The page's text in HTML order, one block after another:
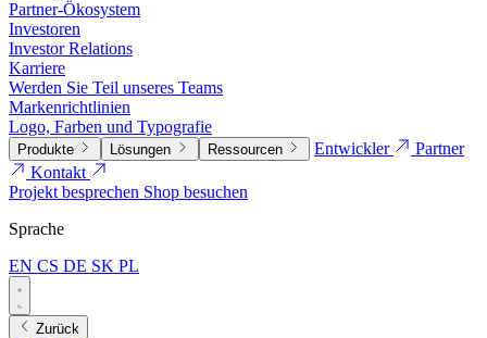
Partner-Ökosystem
Investoren
Investor Relations
Karriere
Werden Sie Teil unseres Teams
Markenrichtlinien
Logo, Farben und Typografie
Produkte Lösungen Ressourcen Entwickler
Partner
Kontakt
Projekt besprechen Shop besuchen
Sprache
EN CS DE SK PL
Zurück